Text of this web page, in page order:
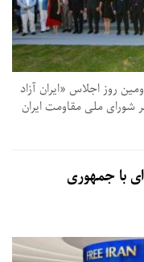
۳۱ خرداد ۱۴۰۵- ۲۱ ژوئن ۲۰۲۶، دومین روز اجلاس «ایران آزاد
شورای ملی مقاومت ایران
با جمهوری